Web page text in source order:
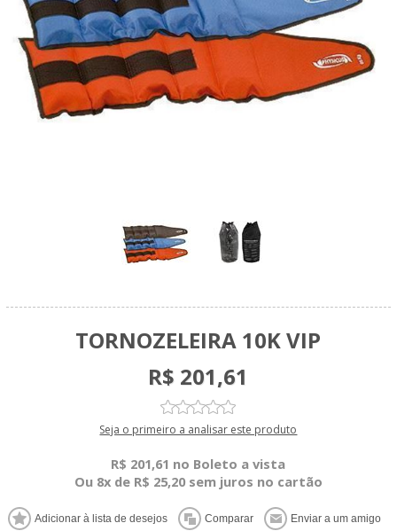
TORNOZELEIRA 10K VIP
R$ 201,61
Seja o primeiro a analisar este produto
R$ 201,61 no Boleto a vista
Ou 8x de R$ 25,20 sem juros no cartão